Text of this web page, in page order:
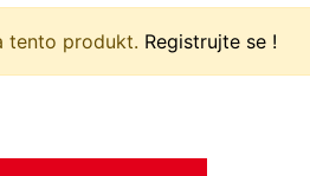
tento produkt. Registrujte se !